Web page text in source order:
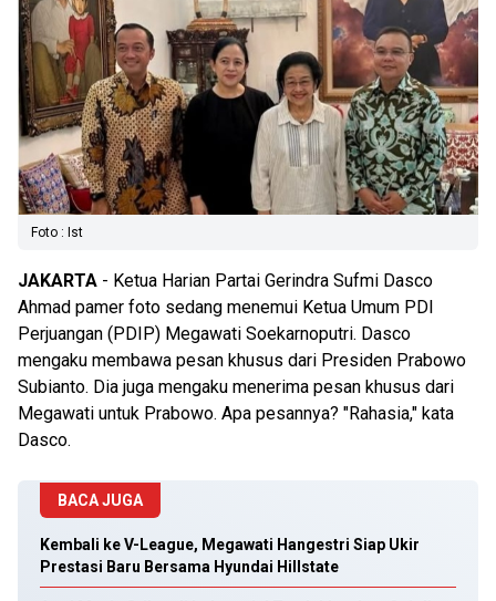
Foto : Ist
JAKARTA - Ketua Harian Partai Gerindra Sufmi Dasco
Ahmad pamer foto sedang menemui Ketua Umum PDI
Perjuangan (PDIP) Megawati Soekarnoputri. Dasco
mengaku membawa pesan khusus dari Presiden Prabowo
Subianto. Dia juga mengaku menerima pesan khusus dari
Megawati untuk Prabowo. Apa pesannya? "Rahasia," kata
Dasco.
BACA JUGA
Kembali ke V-League, Megawati Hangestri Siap Ukir
Prestasi Baru Bersama Hyundai Hillstate